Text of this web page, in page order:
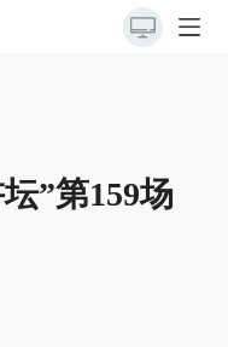
”第159场